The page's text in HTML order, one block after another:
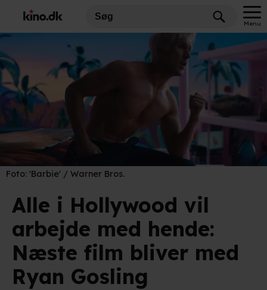
Menu
Foto: 'Barbie' / Warner Bros.
Alle i Hollywood vil
arbejde med hende:
Næste film bliver med
Ryan Gosling